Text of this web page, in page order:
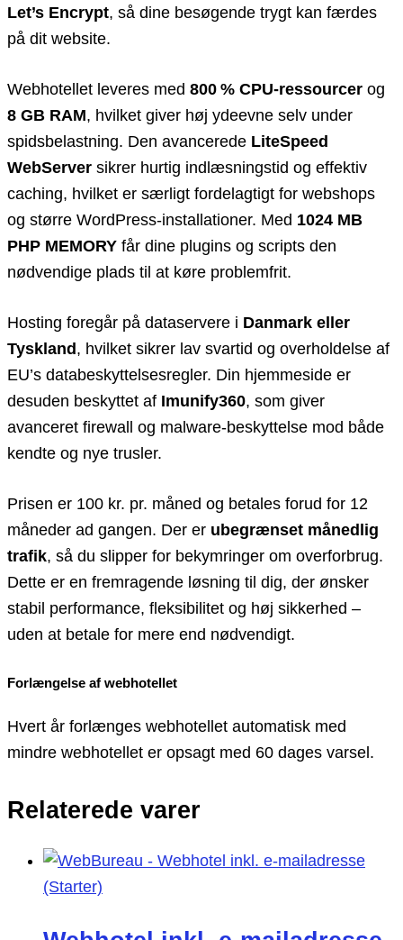
Let’s Encrypt, så dine besøgende trygt kan færdes
på dit website.
Webhotellet leveres med 800 % CPU-ressourcer og
8 GB RAM, hvilket giver høj ydeevne selv under
spidsbelastning. Den avancerede LiteSpeed
WebServer sikrer hurtig indlæsningstid og effektiv
caching, hvilket er særligt fordelagtigt for webshops
og større WordPress-installationer. Med 1024 MB
PHP MEMORY får dine plugins og scripts den
nødvendige plads til at køre problemfrit.
Hosting foregår på dataservere i Danmark eller
Tyskland, hvilket sikrer lav svartid og overholdelse af
EU’s databeskyttelsesregler. Din hjemmeside er
desuden beskyttet af Imunify360, som giver
avanceret firewall og malware-beskyttelse mod både
kendte og nye trusler.
Prisen er 100 kr. pr. måned og betales forud for 12
måneder ad gangen. Der er ubegrænset månedlig
trafik, så du slipper for bekymringer om overforbrug.
Dette er en fremragende løsning til dig, der ønsker
stabil performance, fleksibilitet og høj sikkerhed –
uden at betale for mere end nødvendigt.
Forlængelse af webhotellet
Hvert år forlænges webhotellet automatisk med
mindre webhotellet er opsagt med 60 dages varsel.
Relaterede varer